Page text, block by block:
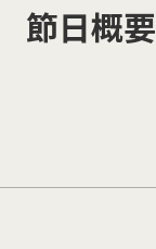
節日概要